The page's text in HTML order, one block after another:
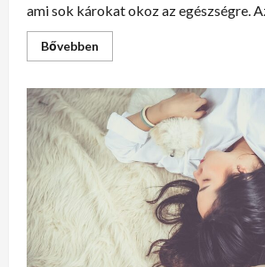
ami sok károkat okoz az egészségre.
Bővebben